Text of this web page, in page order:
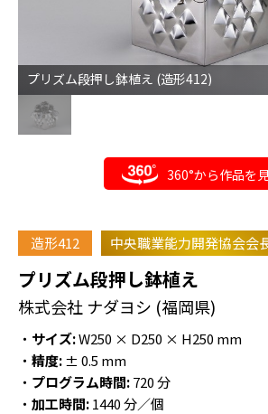
プリズム段押し鉢植え (造形412)
360°から作品を
造形412 中央職業能力開発協会会
プリズム段押し鉢植え
株式会社 ナダヨシ (福岡県)
・ サイズ:W250 × D250 × H250 mm
・ 精度:± 0.5 mm
・ プログラム時間:720 分
・ 加工時間:1440 分／個